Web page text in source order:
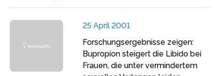
25 April 2001
Forschungsergebnisse zeigen:
Bupropion steigert die Libido bei
Frauen, die unter vermindertem